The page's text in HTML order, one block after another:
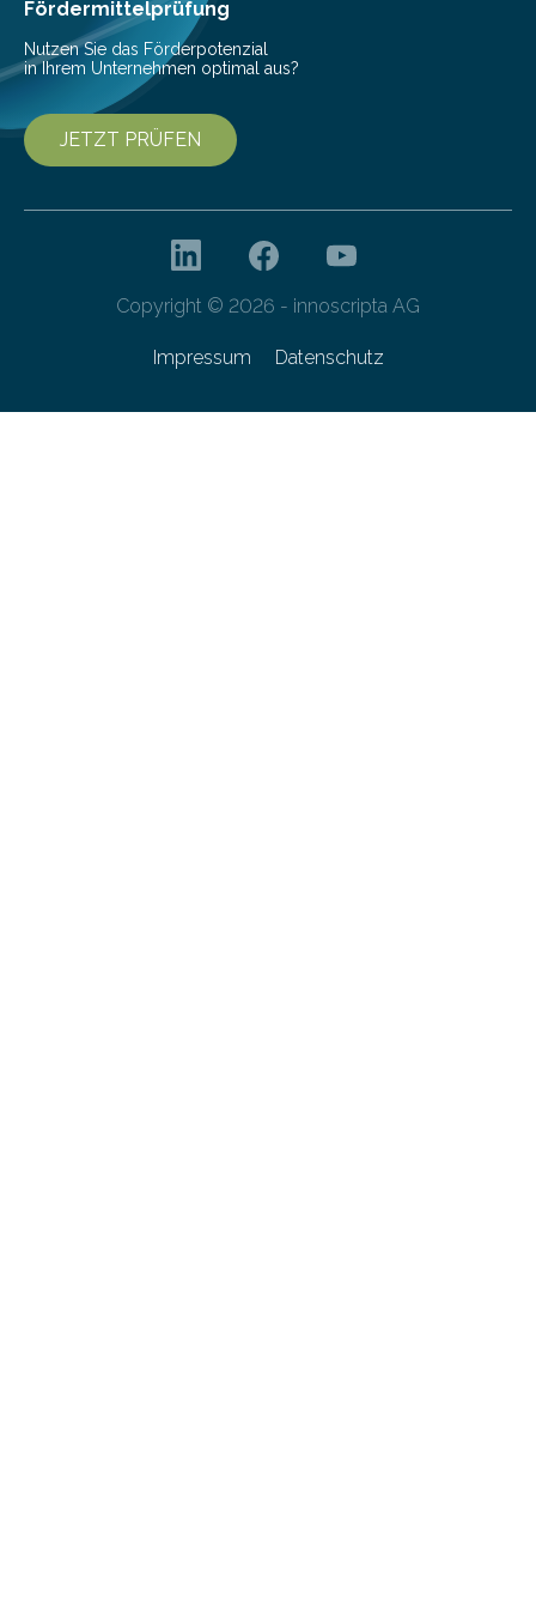
von 20…
Fördermittelprüfung
Nutzen Sie das Förderpotenzial
in Ihrem Unternehmen optimal aus?
JETZT PRÜFEN
Copyright © 2026 - innoscripta AG
Impressum Datenschutz